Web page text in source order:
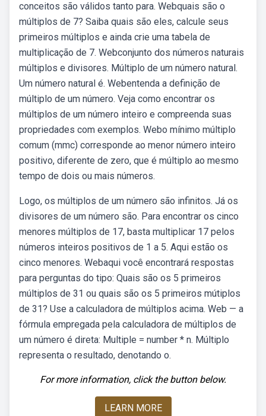
conceitos são válidos tanto para. Webquais são o
múltiplos de 7? Saiba quais são eles, calcule seus
primeiros múltiplos e ainda crie uma tabela de
multiplicação de 7. Webconjunto dos números naturais
múltiplos e divisores. Múltiplo de um número natural.
Um número natural é. Webentenda a definição de
múltiplo de um número. Veja como encontrar os
múltiplos de um número inteiro e compreenda suas
propriedades com exemplos. Webo mínimo múltiplo
comum (mmc) corresponde ao menor número inteiro
positivo, diferente de zero, que é múltiplo ao mesmo
tempo de dois ou mais números.
Logo, os múltiplos de um número são infinitos. Já os
divisores de um número são. Para encontrar os cinco
menores múltiplos de 17, basta multiplicar 17 pelos
números inteiros positivos de 1 a 5. Aqui estão os
cinco menores. Webaqui você encontrará respostas
para perguntas do tipo: Quais são os 5 primeiros
múltiplos de 31 ou quais são os 5 primeiros mútiplos
de 31? Use a calculadora de múltiplos acima. Web — a
fórmula empregada pela calculadora de múltiplos de
um número é direta: Multiple = number * n. Múltiplo
representa o resultado, denotando o.
For more information, click the button below.
LEARN MORE